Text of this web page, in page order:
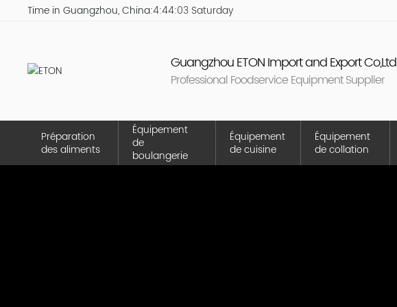
Time in Guangzhou, China:4:44:04 Saturday
Guangzhou ETON Import and Export Co,Ltd
Professional Foodservice Equipment Supplier
Préparation
des aliments
Équipement
de
boulangerie
Équipement
de cuisine
Équipement
de collation